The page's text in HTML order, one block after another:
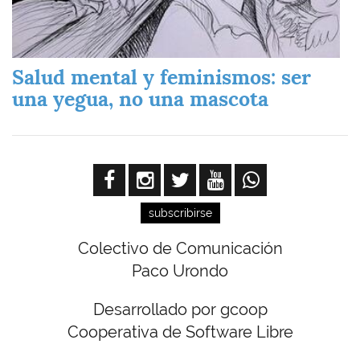
Salud mental y feminismos: ser
una yegua, no una mascota
subscribirse
Colectivo de Comunicación
Paco Urondo
Desarrollado por gcoop
Cooperativa de Software Libre